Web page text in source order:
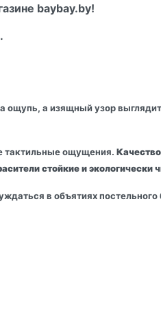
baybay.by!
ощупь, а изящный узор
тактильные ощущения.
стойкие и экологически
в объятиях постельного